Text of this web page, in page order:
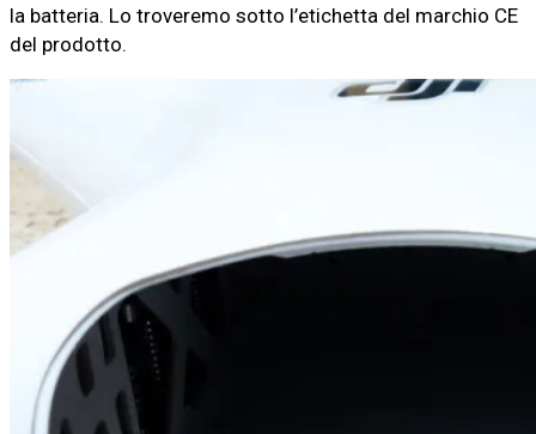
la batteria. Lo troveremo sotto l’etichetta del marchio CE
del prodotto.